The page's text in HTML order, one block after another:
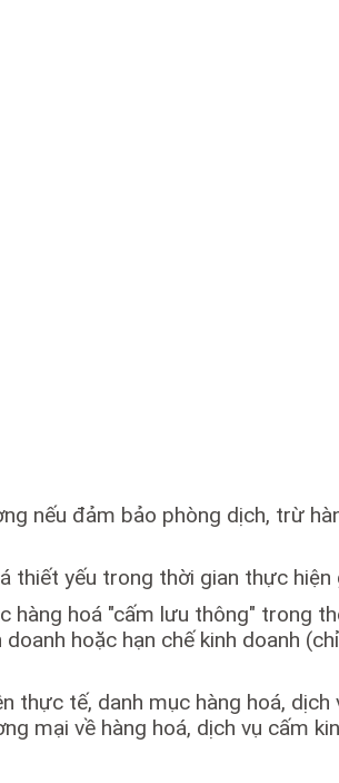
nếu đảm bảo phòng dịch, trừ
thiết yếu trong thời gian thực hiện
hàng hoá "cấm lưu thông" trong
hoặc hạn chế kinh doanh
thực tế, danh mục hàng hoá, dịch
mại về hàng hoá, dịch vụ cấm